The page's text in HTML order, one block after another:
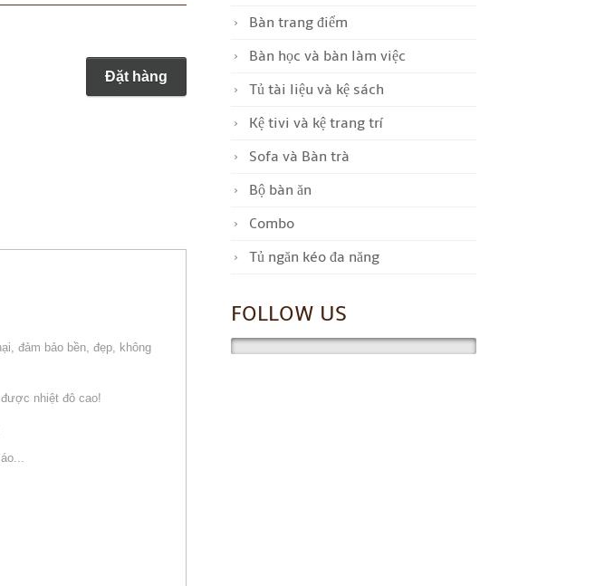
Đặt hàng
đảm bảo bền, đẹp, không
nhiệt đô cao!
Bàn trang điểm
Bàn học và bàn làm việc
Tủ tài liệu và kệ sách
Kệ tivi và kệ trang trí
Sofa và Bàn trà
Bộ bàn ăn
Combo
Tủ ngăn kéo đa năng
FOLLOW US